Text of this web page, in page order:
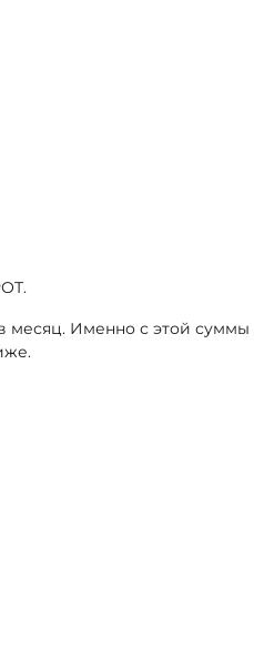
месяц. Именно с этой суммы